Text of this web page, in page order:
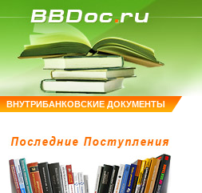
ВНУТРИБАНКОВСКИЕ ДОКУМЕНТЫ